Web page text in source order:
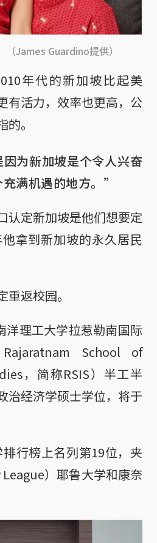
James Guardino提供）
年代的新加坡比起美
有活力，效率也更高，公
。
因为新加坡是个令人兴奋
满机遇的地方。”
认定新加坡是他们想要定
拿到新加坡的永久居民
返校园。
洋理工大学拉惹勒南国际
School of
，简称RSIS）半工半
治经济学硕士学位，将于
行榜上名列第19位，夹
）耶鲁大学和康奈